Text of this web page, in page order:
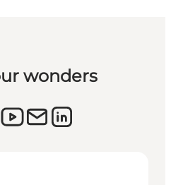
wonders